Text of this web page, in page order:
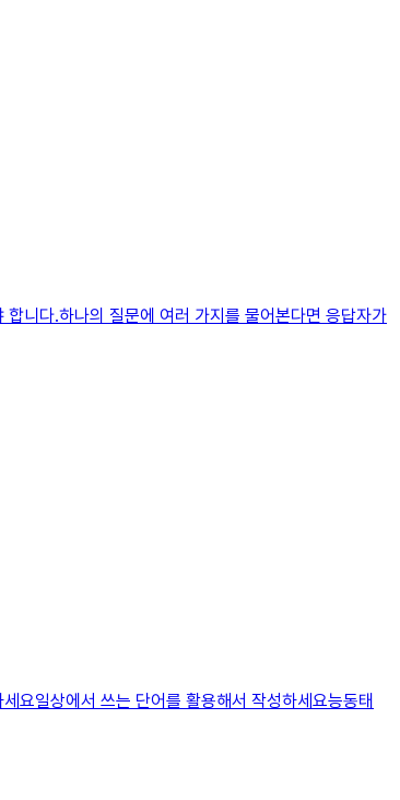
니다.하나의 질문에 여러 가지를 물어본다면 응답자가
요일상에서 쓰는 단어를 활용해서 작성하세요능동태